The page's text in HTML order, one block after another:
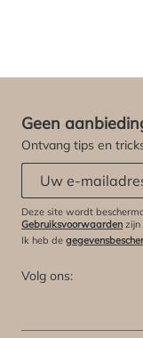
Geen
Ontvang tips en
Deze site wordt
Gebruiksvoorwaarden zijn
Ik heb de
Volg ons: